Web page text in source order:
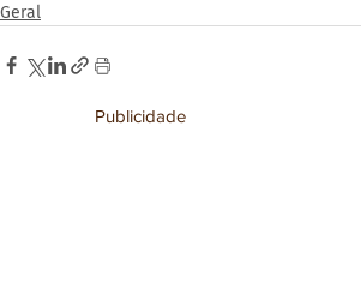
Geral
Publicidade